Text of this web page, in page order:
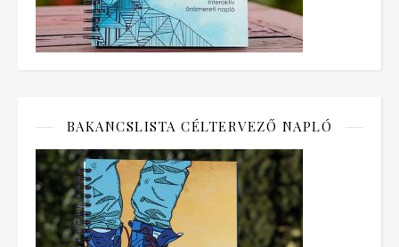
BAKANCSLISTA CÉLTERVEZŐ NAPLÓ